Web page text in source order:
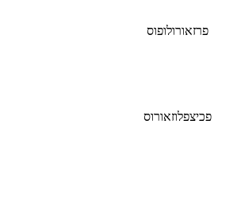
פרזאורולופוס
פכיצפלוזאורוס